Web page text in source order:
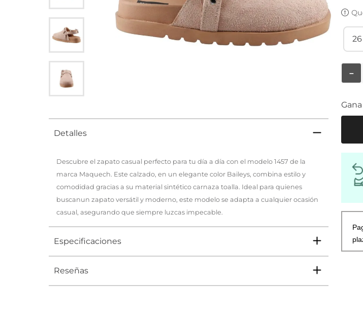
Detalles
Descubre el zapato casual perfecto para tu día a día con el modelo 1457 de la
marca Maquech. Este calzado, en un elegante color Baileys, combina estilo y
comodidad gracias a su material sintético carnaza toalla. Ideal para quienes
buscanun zapato versátil y moderno, este modelo se adapta a cualquier ocasión
casual, asegurando que siempre luzcas impecable.
Especificaciones
Tipo
Reseñas
26
－